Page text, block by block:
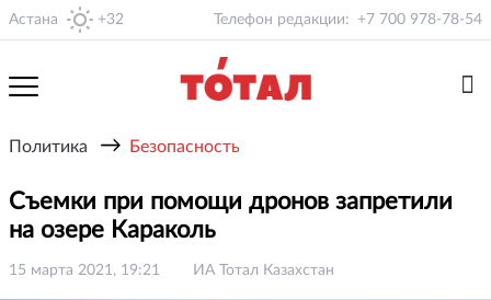
Астана +32 Телефон редакции: +7 700 978-78-54
Политика → Безопасность
Съемки при помощи дронов запретили
на озере Караколь
15 марта 2021, 19:21 ИА Тотал Казахстан